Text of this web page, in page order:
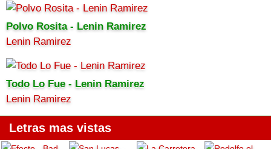
Polvo Rosita - Lenin Ramirez
Lenin Ramirez
Todo Lo Fue - Lenin Ramirez
Lenin Ramirez
Letras mas vistas